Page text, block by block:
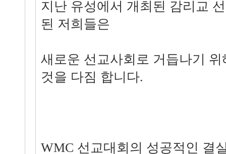
지난 유성에서 개최된 감리교
된 저희들은
새로운 선교사회로 거듭나기
것을 다짐 합니다.
WMC 선교대회의 성공적인 결